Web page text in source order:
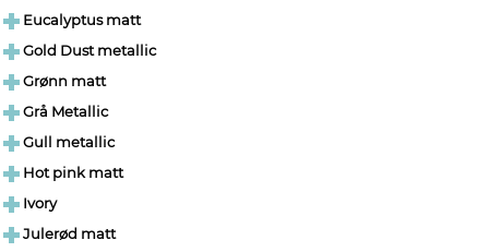
Eucalyptus matt
Gold Dust metallic
Grønn matt
Grå Metallic
Gull metallic
Hot pink matt
Ivory
Julerød matt